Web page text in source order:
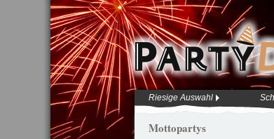
Riesige Auswahl
Mottopartys